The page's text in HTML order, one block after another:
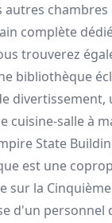
autres
complète
trouverez
bibliothèque
divertissement,
cuisine-salle à
State
est une
sur la Cinquième
d'un personnel